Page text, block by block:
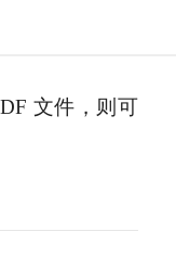
文件，则可